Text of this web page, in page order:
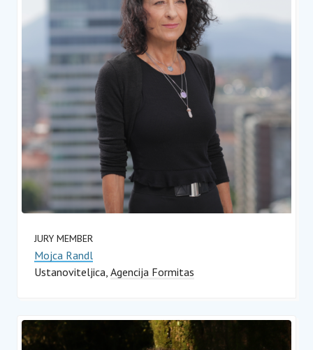
JURY MEMBER
Mojca Randl
Ustanoviteljica Agencija Formitas